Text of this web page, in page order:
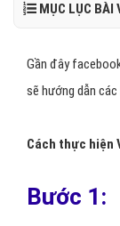
MỤC LỤC BÀI
Gần đây
sẽ hướng dẫn
Cách thực hiện
Bước 1: